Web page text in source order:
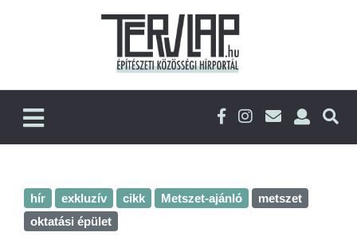
hír exkluzív cikk Metszet-ajánló
metszet
oktatási épület